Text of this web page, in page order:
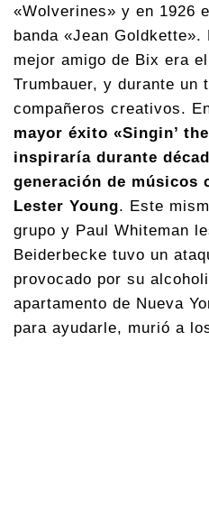
«Wolverines» y en 1926
banda «Jean
mejor amigo de Bix era
Trumbauer, y durante un
compañeros creativos.
mayor éxito «Singin’
inspiraría durante
generación de músicos
Lester Young. Este
grupo y Paul Whiteman
Beiderbecke tuvo un
provocado por su
apartamento de Nueva
para ayudarle, murió a